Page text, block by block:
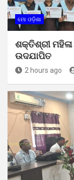
ମୋ ଓଡ଼ିଶା
ଶକ୍ତିଶ୍ରୀ
ଉଦଯାପିତ
2 hours ago